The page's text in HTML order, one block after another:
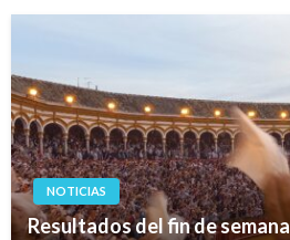
NOTICIAS
Resultados del fin de semana